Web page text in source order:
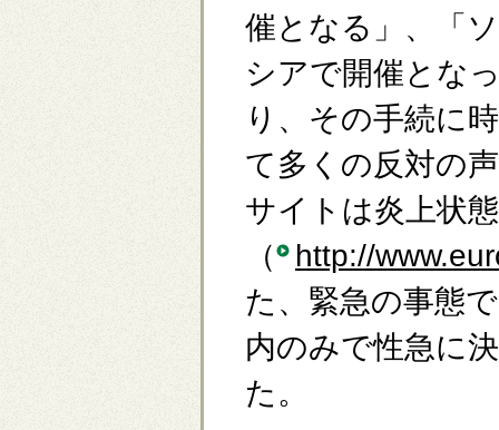
催となる」、「
シアで開催とな
り、その手続に
て多くの反対の
サイトは炎上状
（
http://
た、緊急の事態
内のみで性急に
た。